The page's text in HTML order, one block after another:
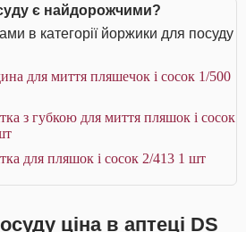
є найдорожчими?
в категорії йоржики для посуду
для миття пляшечок і сосок 1/500
з губкою для миття пляшок і сосок
для пляшок і сосок 2/413 1 шт
ціна в аптеці DS